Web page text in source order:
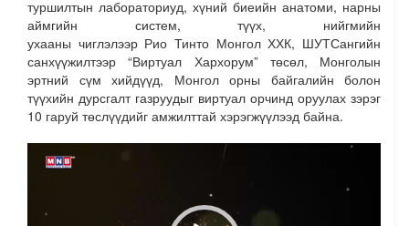
туршилтын лабораториуд, хүний биеийн анатоми, нарны
аймгийн систем, түүх, нийгмийн
ухааны чиглэлээр Рио Тинто Монгол ХХК, ШУТСангийн
санхүүжилтээр “Виртуал Хархорум”төсөл, Монголын
эртний сүм хийдүүд, Монгол орны байгалийн болон
түүхийн дурсгалт газруудыг виртуал орчинд оруулах зэрэг
10 гаруй төслүүдийг амжилттай хэрэгжүүлээд байна.
Player